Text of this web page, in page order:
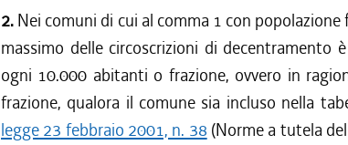
2. Nei comuni di cui al comma 1 con
massimo delle circoscrizioni di decentramento
ogni 10.000 abitanti o frazione, ovvero in
frazione, qualora il comune sia incluso nella
legge 23 febbraio 2001, n. 38 (Norme a tutela